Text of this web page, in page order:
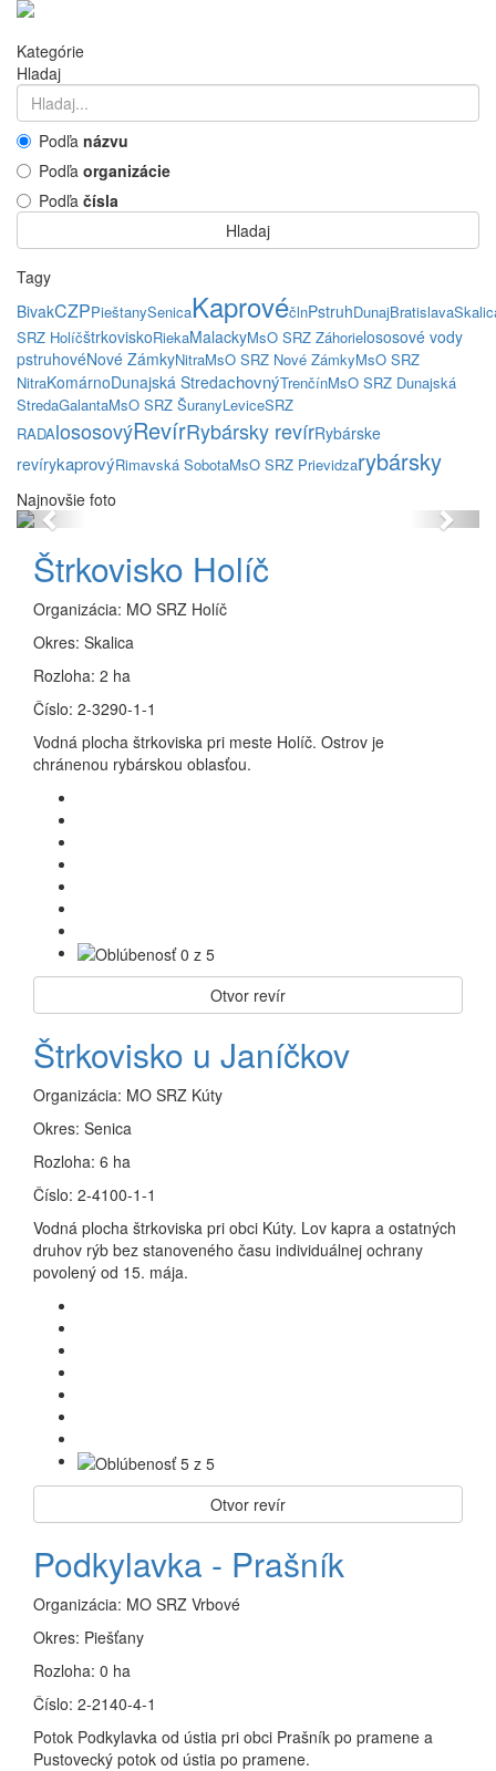
Kategórie
Hladaj
Podľa názvu
Podľa organizácie
Podľa čísla
Hladaj
Tagy
BivakCZPPieštanySenicaKaprovéčlnPstruhDunajBratislava
SRZ HolíčštrkoviskoRiekaMalackyMsO SRZ Záhorielososové vody
pstruhovéNové ZámkyNitraMsO SRZ Nové ZámkyMsO SRZ
NitraKomárnoDunajská StredachovnýTrenčínMsO SRZ Dunajská
StredaGalantaMsO SRZ ŠuranyLeviceSRZ
RADAlososovýRevírRybársky revírRybárske
revírykaprovýRimavská SobotaMsO SRZ Prievidzarybársky
Najnovšie foto
Previous Next
Štrkovisko Holíč
Organizácia: MO SRZ Holíč
Okres: Skalica
Rozloha: 2 ha
Číslo: 2-3290-1-1
Vodná plocha štrkoviska pri meste Holíč. Ostrov je
chránenou rybárskou oblasťou.
Otvor revír
Štrkovisko u Janíčkov
Organizácia: MO SRZ Kúty
Okres: Senica
Rozloha: 6 ha
Číslo: 2-4100-1-1
Vodná plocha štrkoviska pri obci Kúty. Lov kapra a ostatných
druhov rýb bez stanoveného času individuálnej ochrany
povolený od 15. mája.
Otvor revír
Podkylavka - Prašník
Organizácia: MO SRZ Vrbové
Okres: Piešťany
Rozloha: 0 ha
Číslo: 2-2140-4-1
Potok Podkylavka od ústia pri obci Prašník po pramene a
Pustovecký potok od ústia po pramene.